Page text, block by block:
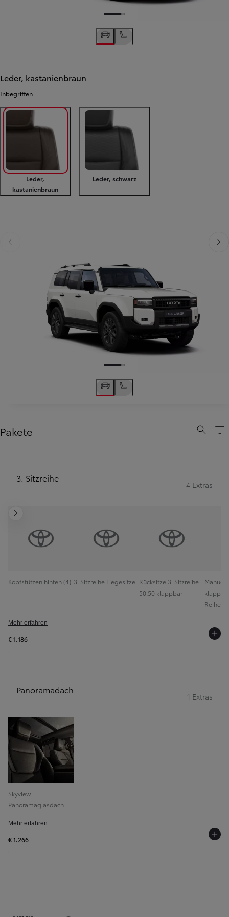
Leder, kastanienbraun
Inbegriffen
Leder,
kastanienbraun
Leder, schwarz
Zurück
Pakete
3. Sitzreihe
4 Extras
Weiter
Kopfstützen hinten (4) 3. Sitzreihe Liegesitze Rücksitze 3. Sitzreihe
50:50 klappbar
Manuell
Reihe
Mehr erfahren
€ 1.186
Panoramadach
1 Extras
Skyview
Panoramaglasdach
Mehr erfahren
€ 1.266